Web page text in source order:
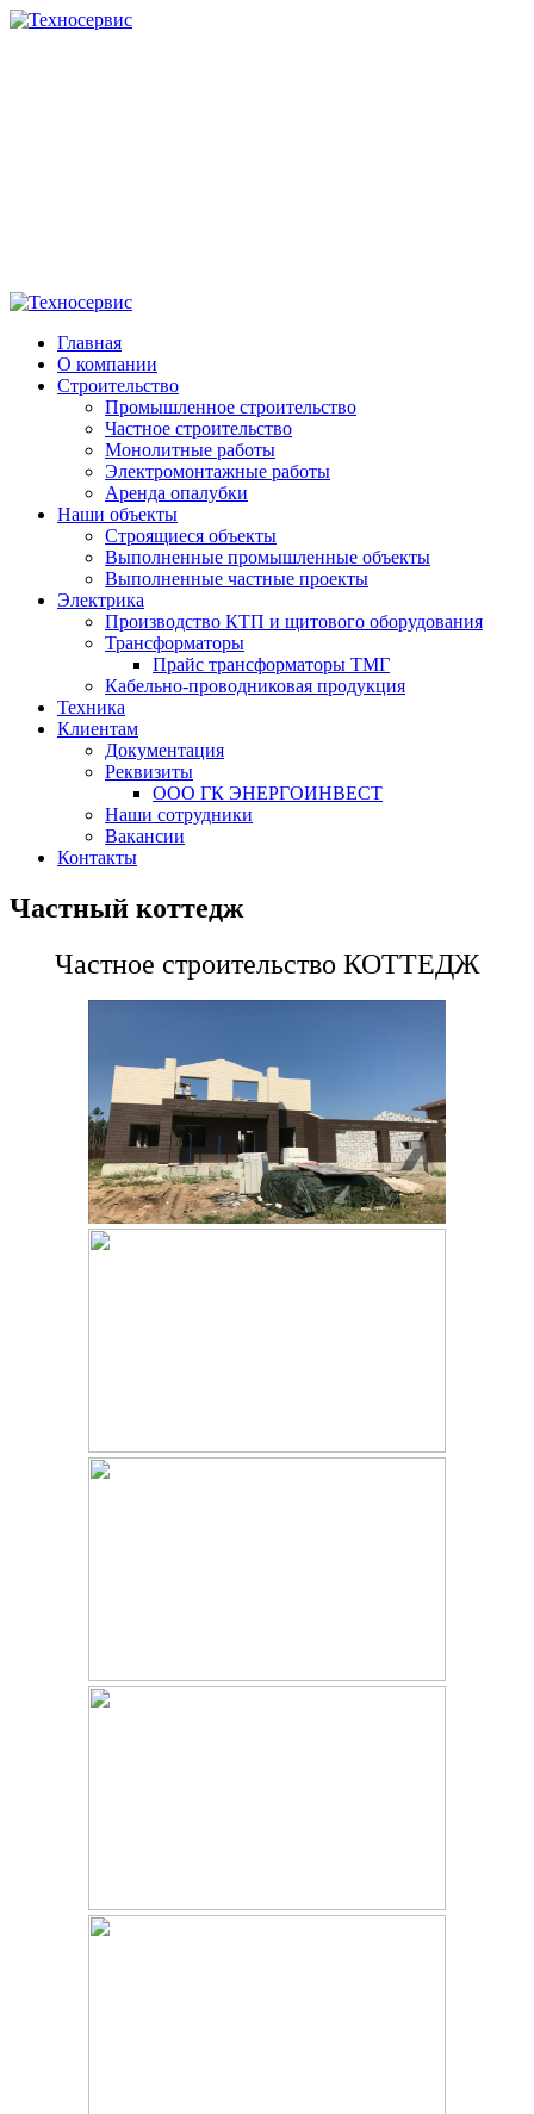
Главная
О компании
Строительство
Промышленное строительство
Частное строительство
Монолитные работы
Электромонтажные работы
Аренда опалубки
Наши объекты
Строящиеся объекты
Выполненные промышленные объекты
Выполненные частные проекты
Электрика
Производство КТП и щитового оборудования
Трансформаторы
Прайс трансформаторы ТМГ
Кабельно-проводниковая продукция
Техника
Клиентам
Документация
Реквизиты
ООО ГК ЭНЕРГОИНВЕСТ
Наши сотрудники
Вакансии
Контакты
Частный коттедж
Частное строительство КОТТЕДЖ